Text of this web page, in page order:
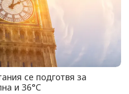
се подготвя за
и 36°C